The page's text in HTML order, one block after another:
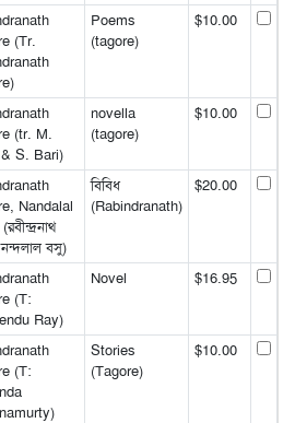
(Tr.
Poems
(tagore)
$10.00
(tr. M.
S. Bari)
novella
(tagore)
$10.00
Nandalal
বসু)
বিবিধ
(Rabindranath)
$20.00
(T:
Ray)
Novel $16.95
(T:
Stories
(Tagore)
$10.00